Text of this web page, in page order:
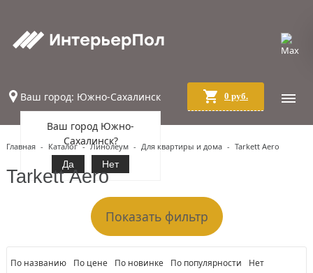
Ваш город: Южно-Сахалинск
Ваш город Южно-
Сахалинск?
Да Нет
0 руб.
Главная - Каталог - Линолеум - Для квартиры и дома - Tarkett Aero
Tarkett Aero
Показать фильтр
По названию По цене По новинке По популярности Нет